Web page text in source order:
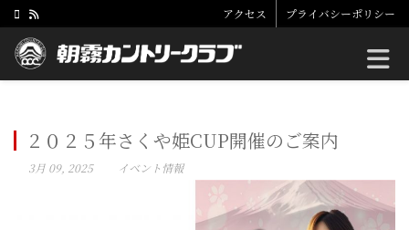
アクセス プライバシーポリシー
２０２５年さくや姫CUP開催のご案内
3月 09, 2025 イベント情報